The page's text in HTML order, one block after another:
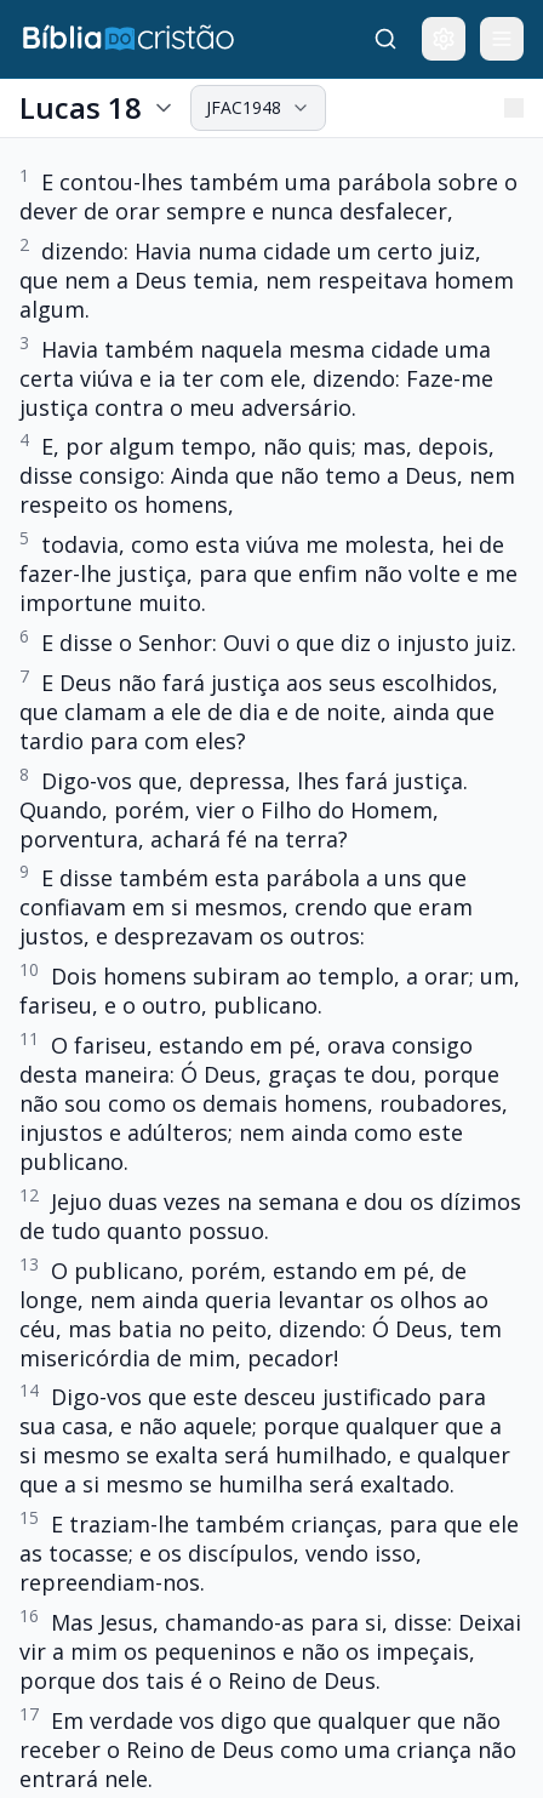
Lucas 18 JFAC1948
1
E contou-lhes também uma parábola sobre o
dever de orar sempre e nunca desfalecer,
2
dizendo: Havia numa cidade um certo juiz,
que nem a Deus temia, nem respeitava homem
algum.
3
Havia também naquela mesma cidade uma
certa viúva e ia ter com ele, dizendo: Faze-me
justiça contra o meu adversário.
4
E, por algum tempo, não quis; mas, depois,
disse consigo: Ainda que não temo a Deus, nem
respeito os homens,
5
todavia, como esta viúva me molesta, hei de
fazer-lhe justiça, para que enfim não volte e me
importune muito.
6 E disse o Senhor: Ouvi o que diz o injusto juiz.
7
E Deus não fará justiça aos seus escolhidos,
que clamam a ele de dia e de noite, ainda que
tardio para com eles?
8
Digo-vos que, depressa, lhes fará justiça.
Quando, porém, vier o Filho do Homem,
porventura, achará fé na terra?
9
E disse também esta parábola a uns que
confiavam em si mesmos, crendo que eram
justos, e desprezavam os outros:
10
Dois homens subiram ao templo, a orar; um,
fariseu, e o outro, publicano.
11
O fariseu, estando em pé, orava consigo
desta maneira: Ó Deus, graças te dou, porque
não sou como os demais homens, roubadores,
injustos e adúlteros; nem ainda como este
publicano.
12
Jejuo duas vezes na semana e dou os dízimos
de tudo quanto possuo.
13
O publicano, porém, estando em pé, de
longe, nem ainda queria levantar os olhos ao
céu, mas batia no peito, dizendo: Ó Deus, tem
misericórdia de mim, pecador!
14
Digo-vos que este desceu justificado para
sua casa, e não aquele; porque qualquer que a
si mesmo se exalta será humilhado, e qualquer
que a si mesmo se humilha será exaltado.
15
E traziam-lhe também crianças, para que ele
as tocasse; e os discípulos, vendo isso,
repreendiam-nos.
16
Mas Jesus, chamando-as para si, disse: Deixai
vir a mim os pequeninos e não os impeçais,
porque dos tais é o Reino de Deus.
17
Em verdade vos digo que qualquer que não
receber o Reino de Deus como uma criança não
entrará nele.